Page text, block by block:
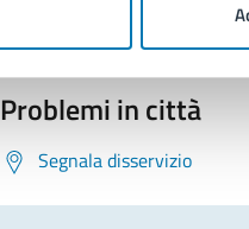
Prenota appuntamento
Problemi in città
Segnala disservizio